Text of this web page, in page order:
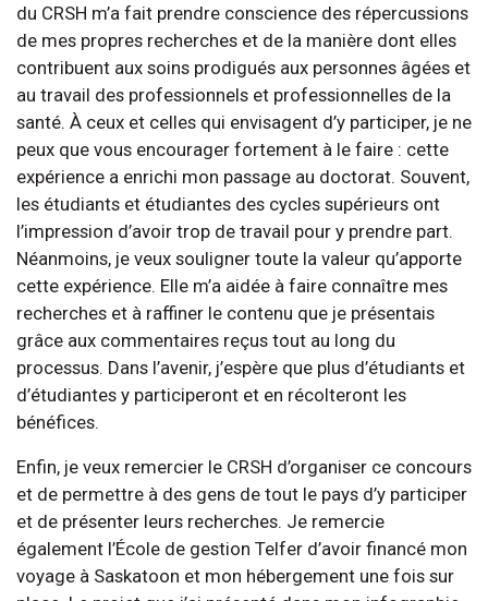
du CRSH m’a fait prendre conscience des répercussions
de mes propres recherches et de la manière dont elles
contribuent aux soins prodigués aux personnes âgées et
au travail des professionnels et professionnelles de la
santé. À ceux et celles qui envisagent d’y participer, je ne
peux que vous encourager fortement à le faire : cette
expérience a enrichi mon passage au doctorat. Souvent,
les étudiants et étudiantes des cycles supérieurs ont
l’impression d’avoir trop de travail pour y prendre part.
Néanmoins, je veux souligner toute la valeur qu’apporte
cette expérience. Elle m’a aidée à faire connaître mes
recherches et à raffiner le contenu que je présentais
grâce aux commentaires reçus tout au long du
processus. Dans l’avenir, j’espère que plus d’étudiants et
d’étudiantes y participeront et en récolteront les
bénéfices.
Enfin, je veux remercier le CRSH d’organiser ce concours
et de permettre à des gens de tout le pays d’y participer
et de présenter leurs recherches. Je remercie
également l’École de gestion Telfer d’avoir financé mon
voyage à Saskatoon et mon hébergement une fois sur